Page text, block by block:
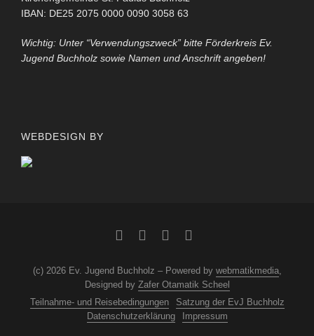
IBAN: DE25 2075 0000 0090 3058 63
Wichtig: Unter “Verwendungszweck” bitte Förderkreis Ev.
Jugend Buchholz sowie Namen und Anschrift angeben!
WEBDESIGN BY
(c) 2026 Ev. Jugend Buchholz – Powered by webmatikmedia,
Designed by Zafer Otamatik Scheel
Teilnahme- und Reisebedingungen
Satzung der EvJ Buchholz
Datenschutzerklärung
Impressum